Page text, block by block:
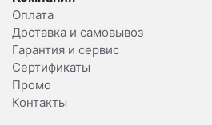
Оплата
Доставка и самовывоз
Гарантия и сервис
Сертификаты
Промо
Контакты